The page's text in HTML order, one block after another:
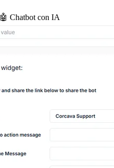
🤖 Chatbot con IA